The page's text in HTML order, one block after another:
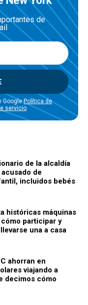
de
GooglePolítica de
servicio.
de la alcaldía
de
incluidos bebés
históricas máquinas
participar y
una a casa
ahorran en
viajando a
decimos cómo